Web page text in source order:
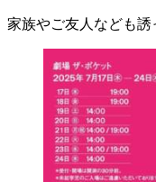
家族やご友人なども